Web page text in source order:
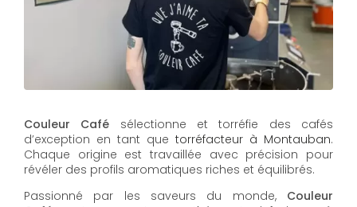
Couleur Café sélectionne et torréfie des cafés
d’exception en tant que torréfacteur à Montauban.
Chaque origine est travaillée avec précision pour
révéler des profils aromatiques riches et équilibrés.
Passionné par les saveurs du monde, Couleur